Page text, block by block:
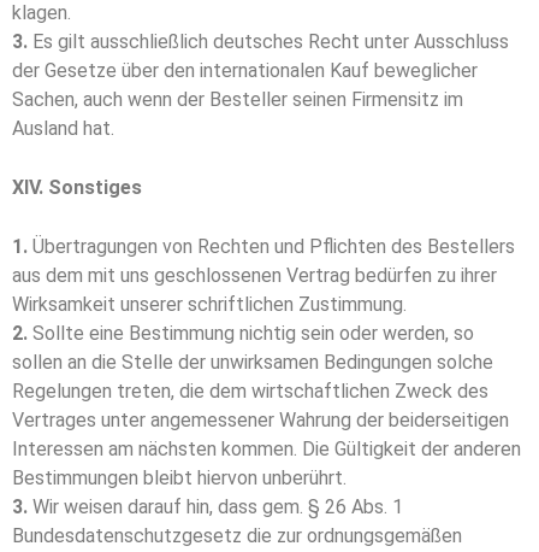
klagen.
3. Es gilt ausschließlich deutsches Recht unter Ausschluss
der Gesetze über den internationalen Kauf beweglicher
Sachen, auch wenn der Besteller seinen Firmensitz im
Ausland hat.
XIV. Sonstiges
1. Übertragungen von Rechten und Pflichten des Bestellers
aus dem mit uns geschlossenen Vertrag bedürfen zu ihrer
Wirksamkeit unserer schriftlichen Zustimmung.
2. Sollte eine Bestimmung nichtig sein oder werden, so
sollen an die Stelle der unwirksamen Bedingungen solche
Regelungen treten, die dem wirtschaftlichen Zweck des
Vertrages unter angemessener Wahrung der beiderseitigen
Interessen am nächsten kommen. Die Gültigkeit der anderen
Bestimmungen bleibt hiervon unberührt.
3. Wir weisen darauf hin, dass gem. § 26 Abs. 1
Bundesdatenschutzgesetz die zur ordnungsgemäßen